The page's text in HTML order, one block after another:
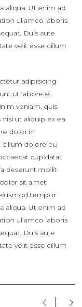
aliqua. Ut enim ad
ullamco laboris
Duis aute
velit esse cillum
adipisicing
ut labore et
veniam, quis
ut aliquip ex ea
dolor in
cillum dolore eu
cupidatat
deserunt mollit
sit amet,
tempor
aliqua. Ut enim ad
ullamco laboris
Duis aute
velit esse cillum